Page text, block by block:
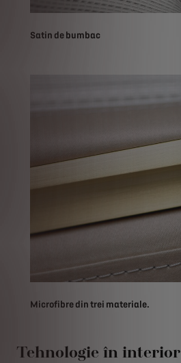
Satin de bumbac
Microfibre din trei materiale.
Tehnologie în interior